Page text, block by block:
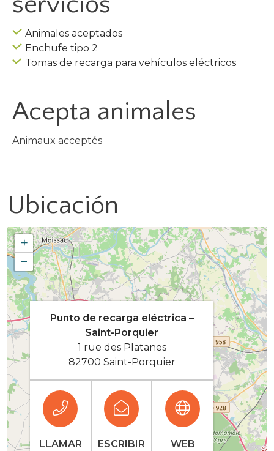
Animales aceptados
Enchufe tipo 2
Tomas de recarga para vehículos eléctricos
Acepta animales
Animaux acceptés
Ubicación
+
−
Punto de recarga eléctrica –
Saint-Porquier
1 rue des Platanes
82700 Saint-Porquier
LLAMAR ESCRIBIR WEB